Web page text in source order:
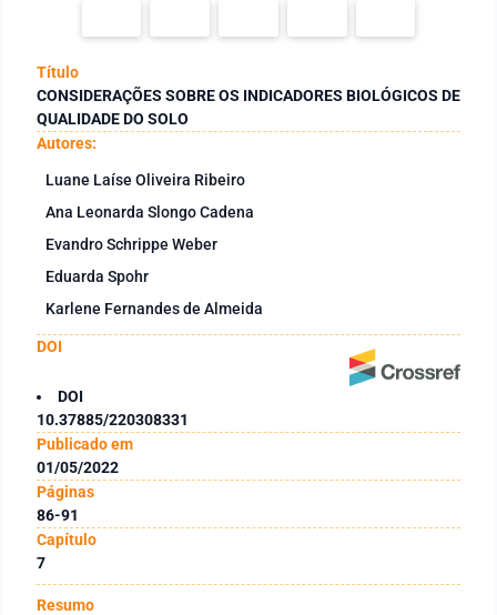
Título
CONSIDERAÇÕES SOBRE OS INDICADORES BIOLÓGICOS DE
QUALIDADE DO SOLO
Autores:
Luane Laíse Oliveira Ribeiro
Ana Leonarda Slongo Cadena
Evandro Schrippe Weber
Eduarda Spohr
Karlene Fernandes de Almeida
DOI
DOI
10.37885/220308331
Publicado em
01/05/2022
Páginas
86-91
Capítulo
7
Resumo